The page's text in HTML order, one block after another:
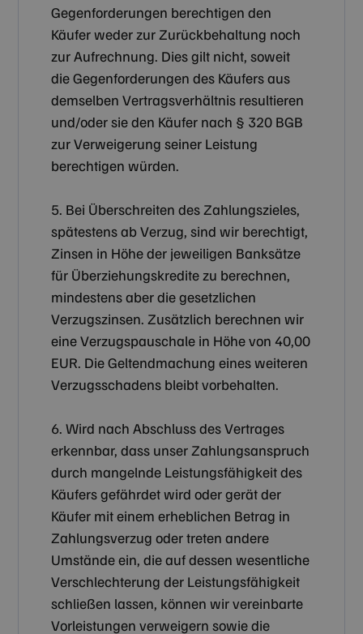
Gegenforderungen berechtigen den
Käufer weder zur Zurückbehaltung noch
zur Aufrechnung. Dies gilt nicht, soweit
die Gegenforderungen des Käufers aus
demselben Vertragsverhältnis resultieren
und/oder sie den Käufer nach § 320 BGB
zur Verweigerung seiner Leistung
berechtigen würden.
5. Bei Überschreiten des Zahlungszieles,
spätestens ab Verzug, sind wir berechtigt,
Zinsen in Höhe der jeweiligen Banksätze
für Überziehungskredite zu berechnen,
mindestens aber die gesetzlichen
Verzugszinsen. Zusätzlich berechnen wir
eine Verzugspauschale in Höhe von 40,00
EUR. Die Geltendmachung eines weiteren
Verzugsschadens bleibt vorbehalten.
6. Wird nach Abschluss des Vertrages
erkennbar, dass unser Zahlungsanspruch
durch mangelnde Leistungsfähigkeit des
Käufers gefährdet wird oder gerät der
Käufer mit einem erheblichen Betrag in
Zahlungsverzug oder treten andere
Umstände ein, die auf dessen wesentliche
Verschlechterung der Leistungsfähigkeit
schließen lassen, können wir vereinbarte
Vorleistungen verweigern sowie die